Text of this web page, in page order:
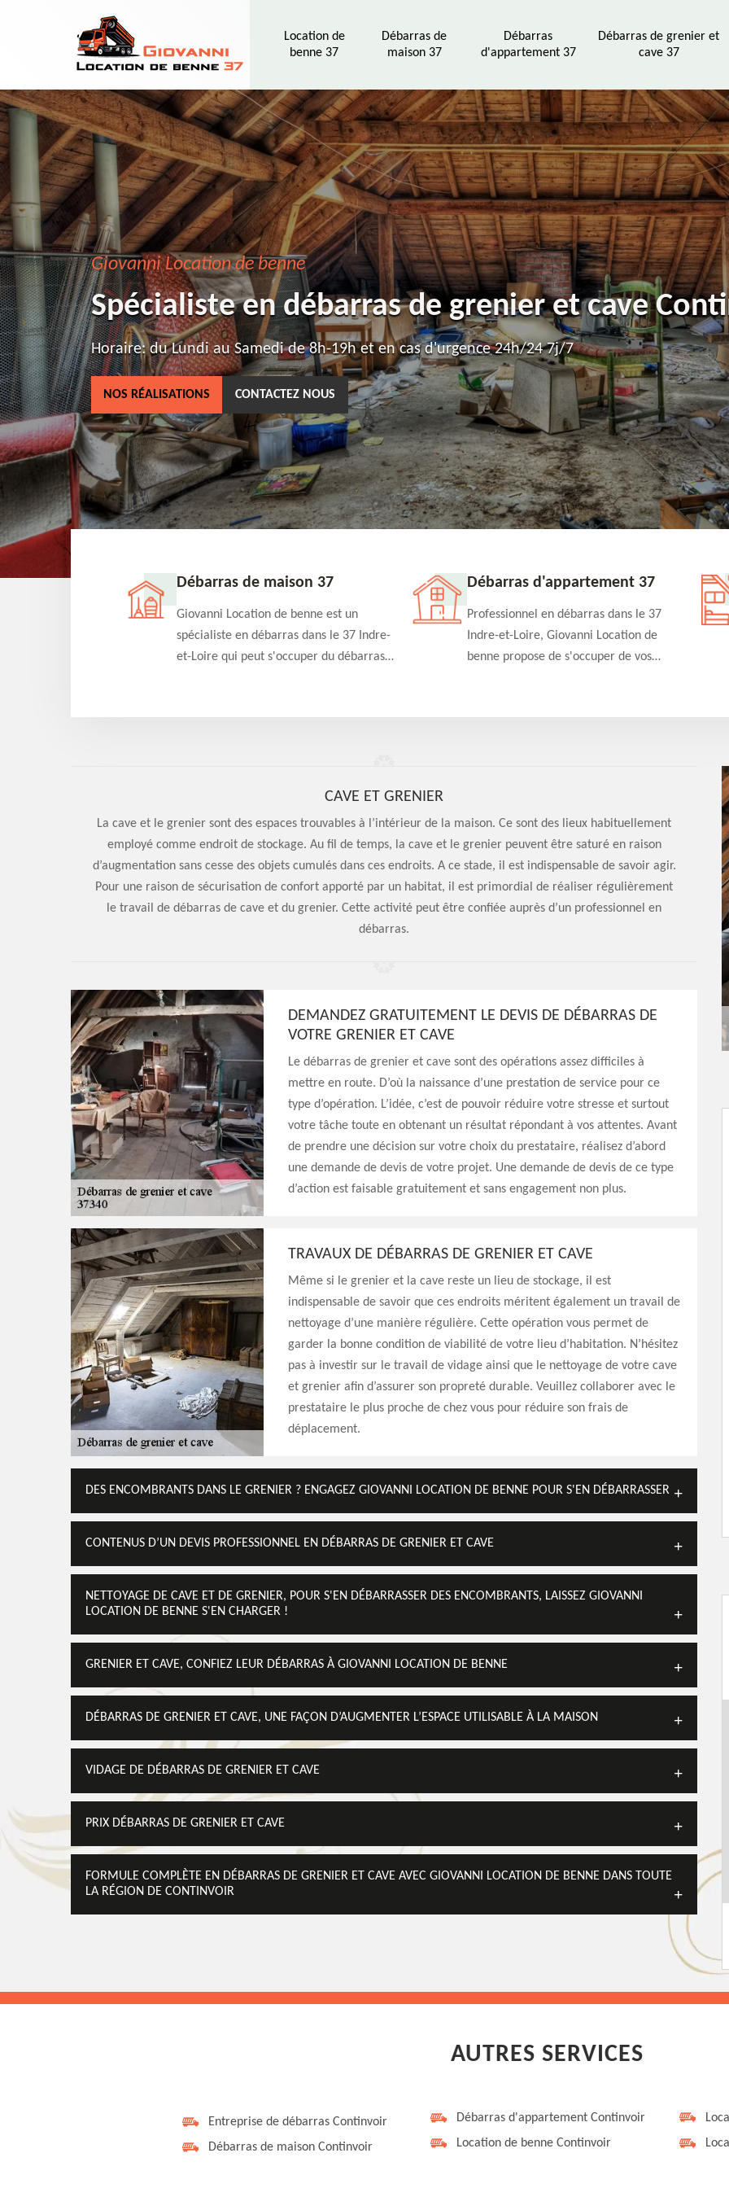
Location de
benne 37
Débarras de
maison 37
Débarras
d'appartement 37
Débarras de grenier et
cave 37
Giovanni Location de benne
Spécialiste en débarras de grenier et cave
Horaire: du Lundi au Samedi de 8h-19h et en cas d'urgence 24h/24 7j/7
NOS RÉALISATIONS CONTACTEZ NOUS
37 Débarras de maison 37
Giovanni Location de benne est un
spécialiste en débarras dans le 37 Indre-
et-Loire qui peut s'occuper du débarras
et efficace
Débarras d'appartement 37
Professionnel en débarras dans le 37
Indre-et-Loire, Giovanni Location de
benne propose de s'occuper de vos
qualité en toute circonstance
CAVE ET GRENIER
La cave et le grenier sont des espaces trouvables à l’intérieur de la maison. Ce sont des lieux habituellement
employé comme endroit de stockage. Au fil de temps, la cave et le grenier peuvent être saturé en raison
d’augmentation sans cesse des objets cumulés dans ces endroits. A ce stade, il est indispensable de savoir agir.
Pour une raison de sécurisation de confort apporté par un habitat, il est primordial de réaliser régulièrement
le travail de débarras de cave et du grenier. Cette activité peut être confiée auprès d’un professionnel en
débarras.
DEMANDEZ GRATUITEMENT LE DEVIS DE DÉBARRAS DE
VOTRE GRENIER ET CAVE
Le débarras de grenier et cave sont des opérations assez difficiles à
mettre en route. D’où la naissance d’une prestation de service pour ce
type d’opération. L’idée, c’est de pouvoir réduire votre stresse et surtout
votre tâche toute en obtenant un résultat répondant à vos attentes. Avant
de prendre une décision sur votre choix du prestataire, réalisez d’abord
une demande de devis de votre projet. Une demande de devis de ce type
d’action est faisable gratuitement et sans engagement non plus.
TRAVAUX DE DÉBARRAS DE GRENIER ET CAVE
Même si le grenier et la cave reste un lieu de stockage, il est
indispensable de savoir que ces endroits méritent également un travail de
nettoyage d’une manière régulière. Cette opération vous permet de
garder la bonne condition de viabilité de votre lieu d’habitation. N’hésitez
pas à investir sur le travail de vidage ainsi que le nettoyage de votre cave
et grenier afin d’assurer son propreté durable. Veuillez collaborer avec le
prestataire le plus proche de chez vous pour réduire son frais de
déplacement.
DES ENCOMBRANTS DANS LE GRENIER ? ENGAGEZ GIOVANNI LOCATION DE BENNE POUR S'EN DÉBARRASSER
CONTENUS D’UN DEVIS PROFESSIONNEL EN DÉBARRAS DE GRENIER ET CAVE
NETTOYAGE DE CAVE ET DE GRENIER, POUR S'EN DÉBARRASSER DES ENCOMBRANTS, LAISSEZ GIOVANNI
LOCATION DE BENNE S'EN CHARGER !
GRENIER ET CAVE, CONFIEZ LEUR DÉBARRAS À GIOVANNI LOCATION DE BENNE
DÉBARRAS DE GRENIER ET CAVE, UNE FAÇON D’AUGMENTER L’ESPACE UTILISABLE À LA MAISON
VIDAGE DE DÉBARRAS DE GRENIER ET CAVE
PRIX DÉBARRAS DE GRENIER ET CAVE
FORMULE COMPLÈTE EN DÉBARRAS DE GRENIER ET CAVE AVEC GIOVANNI LOCATION DE BENNE DANS TOUTE
LA RÉGION DE CONTINVOIR
AUTRES SERVICES
Entreprise de débarras Continvoir
Débarras de maison Continvoir
Débarras d'appartement Continvoir
Location de benne Continvoir